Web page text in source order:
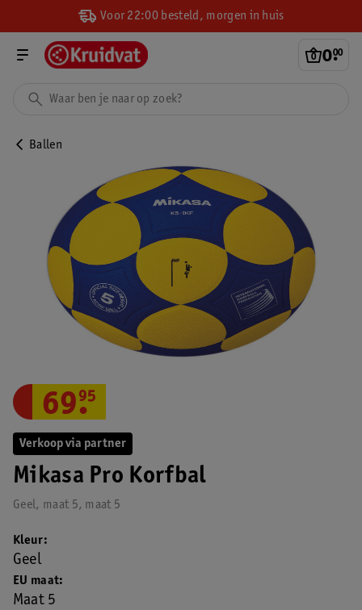
Voor 22:00 besteld, morgen in huis
0.
00
Ballen
Verkoop via partner
Mikasa Pro Korfbal
Geel, maat 5, maat 5
69.
95
EU maat
Maat 5
Kleur
Geel